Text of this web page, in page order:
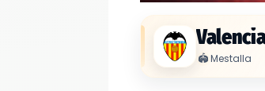
Valencia
🏟️Mestalla